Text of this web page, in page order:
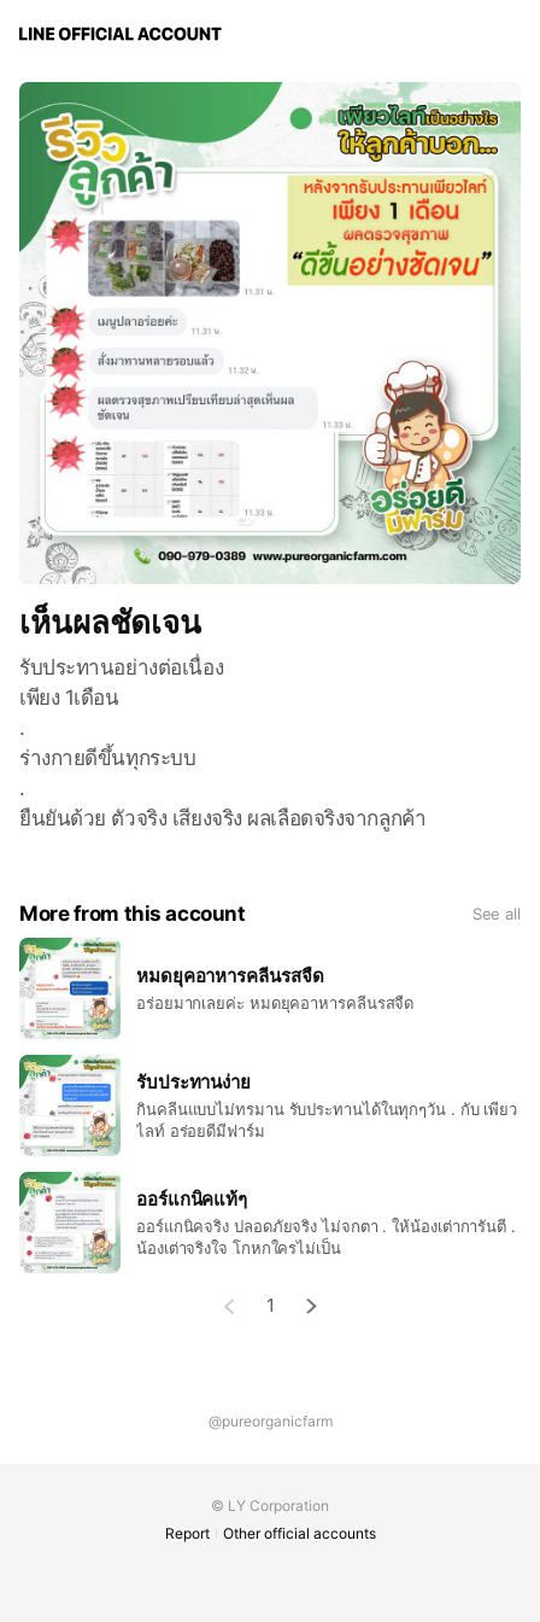
เห็นผลชัดเจน
รับประทานอย่างต่อเนื่อง
เพียง 1เดือน
.
ร่างกายดีขึ้นทุกระบบ
.
ยืนยันด้วย ตัวจริง เสียงจริง ผลเลือดจริงจากลูกค้า
More from this account See all
หมดยุคอาหารคลีนรสจืด
อร่อยมากเลยค่ะ หมดยุคอาหารคลีนรสจืด
รับประทานง่าย
กินคลีนแบบไม่ทรมาน รับประทานได้ในทุกๆวัน . กับ เพียว
ไลท์ อร่อยดีมีฟาร์ม
ออร์แกนิคแท้ๆ
ออร์แกนิคจริง ปลอดภัยจริง ไม่จกตา . ให้น้องเต่าการันตี .
น้องเต่าจริงใจ โกหกใครไม่เป็น
1
@pureorganicfarm
© LY Corporation
Report
Other official accounts